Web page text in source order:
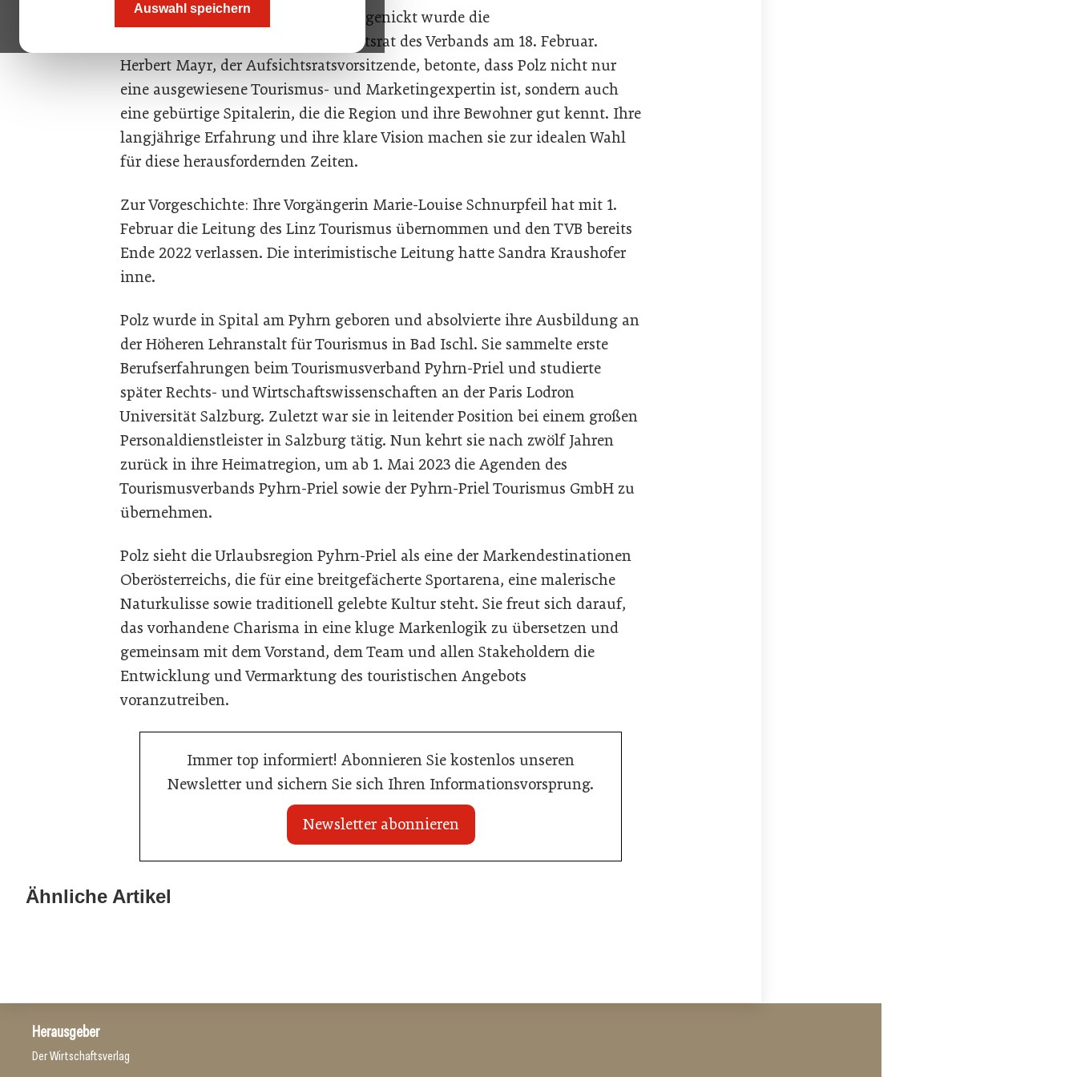
Auswahl speichern
Tourismusverbands Pyhrn-Priel. Abgenickt wurde die
Personalentscheidung vom Aufsichtsrat des Verbands am 18. Februar.
Herbert Mayr, der Aufsichtsratsvorsitzende, betonte, dass Polz nicht nur
eine ausgewiesene Tourismus- und Marketingexpertin ist, sondern auch
eine gebürtige Spitalerin, die die Region und ihre Bewohner gut kennt. Ihre
langjährige Erfahrung und ihre klare Vision machen sie zur idealen Wahl
für diese herausfordernden Zeiten.
Zur Vorgeschichte: Ihre Vorgängerin Marie-Louise Schnurpfeil hat mit 1.
Februar die Leitung des Linz Tourismus übernommen und den TVB bereits
Ende 2022 verlassen. Die interimistische Leitung hatte Sandra Kraushofer
inne.
Polz wurde in Spital am Pyhrn geboren und absolvierte ihre Ausbildung an
der Höheren Lehranstalt für Tourismus in Bad Ischl. Sie sammelte erste
Berufserfahrungen beim Tourismusverband Pyhrn-Priel und studierte
später Rechts- und Wirtschaftswissenschaften an der Paris Lodron
Universität Salzburg. Zuletzt war sie in leitender Position bei einem großen
Personaldienstleister in Salzburg tätig. Nun kehrt sie nach zwölf Jahren
zurück in ihre Heimatregion, um ab 1. Mai 2023 die Agenden des
Tourismusverbands Pyhrn-Priel sowie der Pyhrn-Priel Tourismus GmbH zu
übernehmen.
Polz sieht die Urlaubsregion Pyhrn-Priel als eine der Markendestinationen
Oberösterreichs, die für eine breitgefächerte Sportarena, eine malerische
Naturkulisse sowie traditionell gelebte Kultur steht. Sie freut sich darauf,
das vorhandene Charisma in eine kluge Markenlogik zu übersetzen und
gemeinsam mit dem Vorstand, dem Team und allen Stakeholdern die
Entwicklung und Vermarktung des touristischen Angebots
voranzutreiben.
Immer top informiert! Abonnieren Sie kostenlos unseren
Newsletter und sichern Sie sich Ihren Informationsvorsprung.
Newsletter abonnieren
Ähnliche Artikel
Travel Start-up Night 2026: Beste
Herausgeber
Der Wirtschaftsverlag